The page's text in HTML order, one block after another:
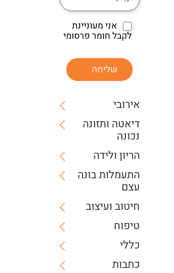
אני מעוניינת
לקבל חומר פרסומי
שליחה
אירובי
דיאטה ותזונה
נכונה
הריון ולידה
התעמלות בונה
עצם
חיטוב ועיצוב
טיפוח
כללי
כתבות